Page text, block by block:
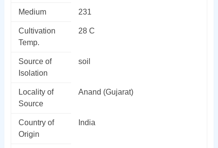
Medium 231
Cultivation
Temp.
28 C
Source of
Isolation
soil
Locality of
Source
Anand (Gujarat)
Country of
Origin
India